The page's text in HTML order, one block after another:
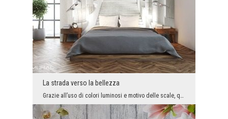
La strada verso la bellezza
Grazie all’uso di colori luminosi e motivo delle scale, questa insolita decorazione murale è in g...